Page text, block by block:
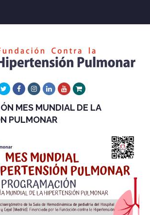
TwitterFacebookInstagram
LinkedInYoutube
Xing
MES MUNDIAL DE LA
PULMONAR